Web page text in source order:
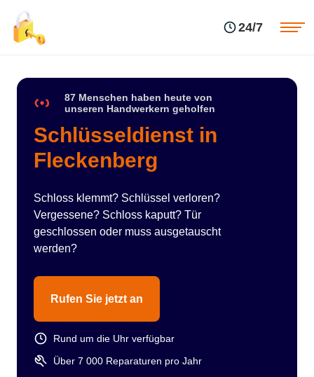
24/7
87 Menschen haben heute von
unseren Handwerkern geholfen
Schlüsseldienst in
Fleckenberg
Schloss klemmt? Schlüssel verloren?
Vergessene? Schloss kaputt? Tür
geschlossen oder muss ausgetauscht
werden?
Rufen Sie jetzt an
Rund um die Uhr verfügbar
Über 7 000 Reparaturen pro Jahr